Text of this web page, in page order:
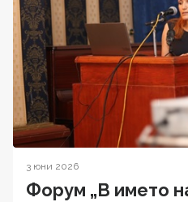
3 юни 2026
Форум „В името